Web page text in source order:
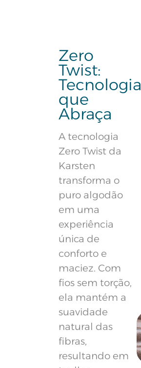
Zero
Twist:
Tecnologia
que
Abraça
A tecnologia
Zero Twist da
Karsten
transforma o
puro algodão
em uma
experiência
única de
conforto e
maciez. Com
fios sem torção,
ela mantém a
suavidade
natural das
fibras,
resultando em